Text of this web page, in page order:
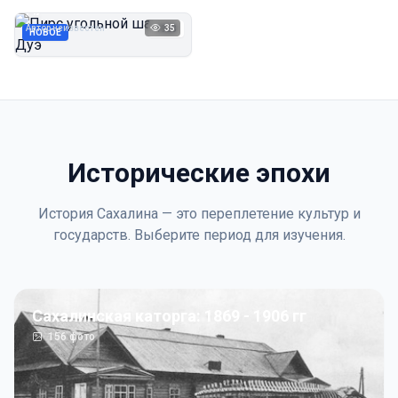
НОВОЕ 1923
Автор неизвестен 35
Исторические эпохи
История Сахалина — это переплетение культур и
государств. Выберите период для изучения.
Сахалинская каторга: 1869 - 1906 гг
156фото